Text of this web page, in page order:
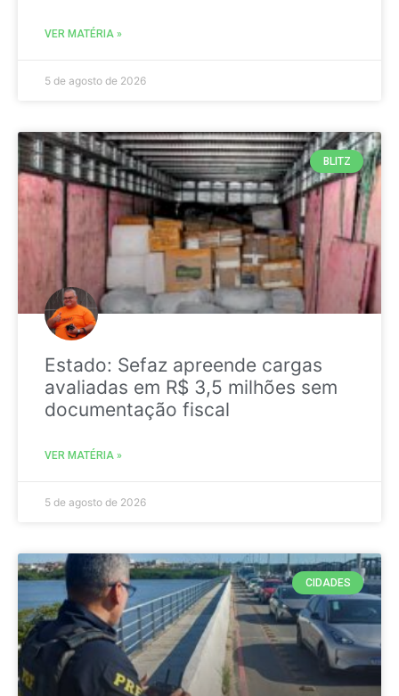
VER MATÉRIA »
5 de agosto de 2026
BLITZ
Estado: Sefaz apreende cargas
avaliadas em R$ 3,5 milhões sem
documentação fiscal
VER MATÉRIA »
5 de agosto de 2026
CIDADES